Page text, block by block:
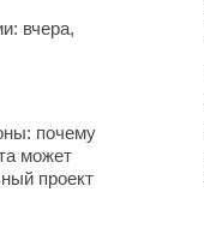
вчера,
почему
может
проект